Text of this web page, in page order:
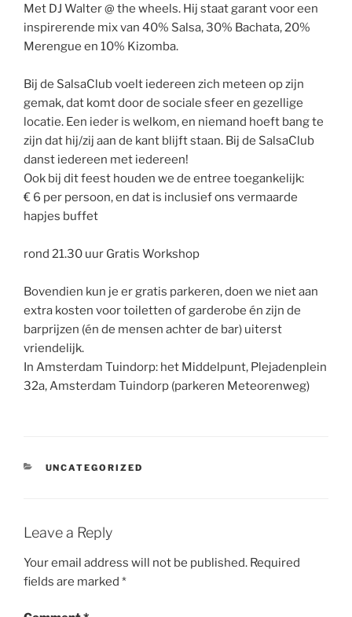
Met DJ Walter @ the wheels. Hij staat garant voor een
inspirerende mix van 40% Salsa, 30% Bachata, 20%
Merengue en 10% Kizomba.
Bij de SalsaClub voelt iedereen zich meteen op zijn
gemak, dat komt door de sociale sfeer en gezellige
locatie. Een ieder is welkom, en niemand hoeft bang te
zijn dat hij/zij aan de kant blijft staan. Bij de SalsaClub
danst iedereen met iedereen!
Ook bij dit feest houden we de entree toegankelijk:
€ 6 per persoon, en dat is inclusief ons vermaarde
hapjes buffet
rond 21.30 uur Gratis Workshop
Bovendien kun je er gratis parkeren, doen we niet aan
extra kosten voor toiletten of garderobe én zijn de
barprijzen (én de mensen achter de bar) uiterst
vriendelijk.
In Amsterdam Tuindorp: het Middelpunt, Plejadenplein
32a, Amsterdam Tuindorp (parkeren Meteorenweg)
CATEGORIES
UNCATEGORIZED
Leave a Reply
Your email address will not be published. Required
fields are marked *